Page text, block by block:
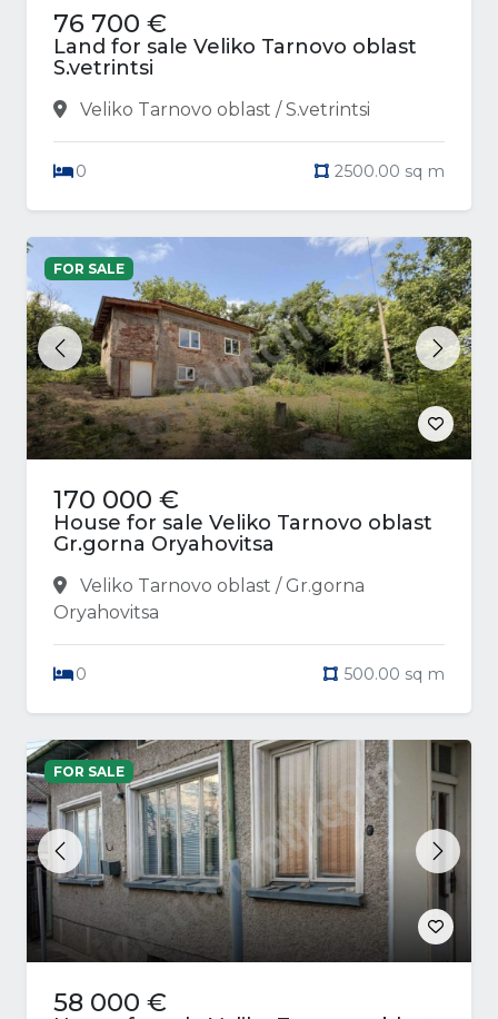
76 700 €
Land for sale Veliko Tarnovo oblast
S.vetrintsi
Veliko Tarnovo oblast / S.vetrintsi
0 2500.00 sq m
Previous Next
FOR SALE
170 000 €
House for sale Veliko Tarnovo oblast
Gr.gorna Oryahovitsa
Veliko Tarnovo oblast / Gr.gorna
Oryahovitsa
0 500.00 sq m
Previous Next
FOR SALE
58 000 €